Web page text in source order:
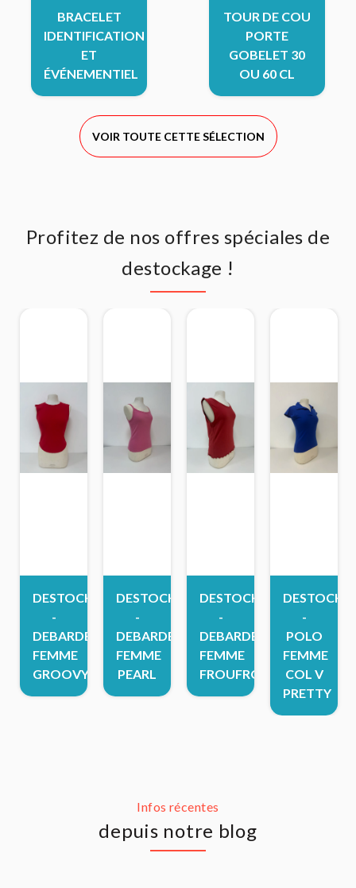
BRACELET
IDENTIFICATION
ET
ÉVÉNEMENTIEL
TOUR DE COU
PORTE
GOBELET 30
OU 60 CL
VOIR TOUTE CETTE SÉLECTION
Profitez de nos offres spéciales de
destockage !
DESTOCK
-
DEBARDEUR
FEMME
GROOVY
DESTOCK
-
DEBARDEUR
FEMME
PEARL
DESTOCK
-
DEBARDEUR
FEMME
FROUFROU
DESTOCK
-
POLO
FEMME
COL V
PRETTY
Infos récentes
depuis notre blog